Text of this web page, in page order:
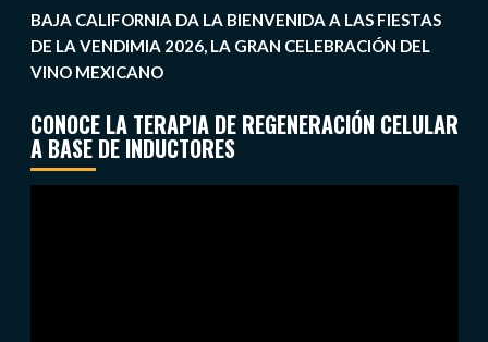
BAJA CALIFORNIA DA LA BIENVENIDA A LAS FIESTAS
DE LA VENDIMIA 2026, LA GRAN CELEBRACIÓN DEL
VINO MEXICANO
CONOCE LA TERAPIA DE REGENERACIÓN CELULAR
A BASE DE INDUCTORES